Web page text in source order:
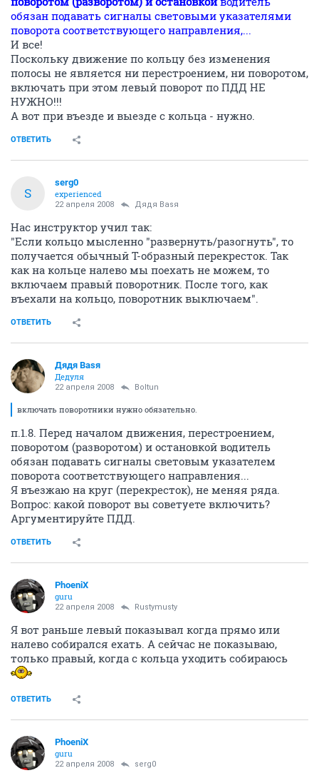
обязан подавать сигналы световыми указателями
поворота соответствующего направления,...
И все!
Поскольку движение по кольцу без изменения
полосы не является ни перестроением, ни поворотом,
включать при этом левый поворот по ПДД НЕ
НУЖНО!!!
А вот при въезде и выезде с кольца - нужно.
ОТВЕТИТЬ
S
serg0
experienced
22 апреля 2008 Дядя Ваsя
Нас инструктор учил так:
"Если кольцо мысленно "развернуть/разогнуть", то
получается обычный Т-образный перекресток. Так
как на кольце налево мы поехать не можем, то
включаем правый поворотник. После того, как
въехали на кольцо, поворотник выключаем".
ОТВЕТИТЬ
Дядя Ваsя
Дедуля
22 апреля 2008 Boltun
включать поворотники нужно обязательно.
п.1.8. Перед началом движения, перестроением,
поворотом (разворотом) и остановкой водитель
обязан подавать сигналы световым указателем
поворота соответствующего направления...
Я въезжаю на круг (перекресток), не меняя ряда.
Вопрос: какой поворот вы советуете включить?
Аргументируйте ПДД.
ОТВЕТИТЬ
PhoeniX
guru
22 апреля 2008 Rustymusty
Я вот раньше левый показывал когда прямо или
налево собирался ехать. А сейчас не показываю,
только правый, когда с кольца уходить собираюсь
ОТВЕТИТЬ
PhoeniX
guru
22 апреля 2008 serg0